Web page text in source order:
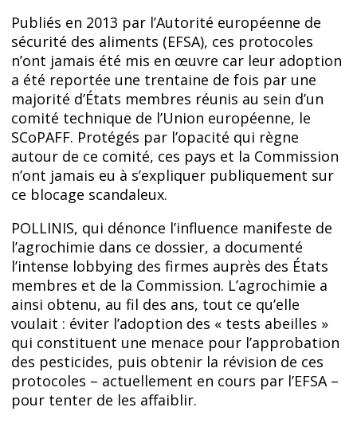
Publiés en 2013 par l’Autorité européenne de
sécurité des aliments (EFSA), ces protocoles
n’ont jamais été mis en œuvre car leur adoption
a été reportée une trentaine de fois par une
majorité d’États membres réunis au sein d’un
comité technique de l’Union européenne, le
SCoPAFF. Protégés par l’opacité qui règne
autour de ce comité, ces pays et la Commission
n’ont jamais eu à s’expliquer publiquement sur
ce blocage scandaleux.
POLLINIS, qui dénonce l’influence manifeste de
l’agrochimie dans ce dossier, a documenté
l’intense lobbying des firmes auprès des États
membres et de la Commission. L’agrochimie a
ainsi obtenu, au fil des ans, tout ce qu’elle
voulait : éviter l’adoption des « tests abeilles »
qui constituent une menace pour l’approbation
des pesticides, puis obtenir la révision de ces
protocoles – actuellement en cours par l’EFSA –
pour tenter de les affaiblir.